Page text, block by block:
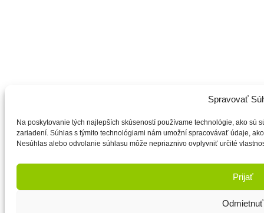
Spravovať
Na poskytovanie tých najlepších skúseností používame technológie, ako sú
zariadení. Súhlas s týmito technológiami nám umožní spracovávať údaje,
Nesúhlas alebo odvolanie súhlasu môže nepriaznivo ovplyvniť určité
Prijať
Odmietnuť